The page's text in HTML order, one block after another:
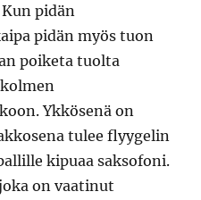
pidän
pidän myös tuon
poiketa tuolta
Ykkösenä on
tulee flyygelin
kipuaa saksofoni.
on vaatinut